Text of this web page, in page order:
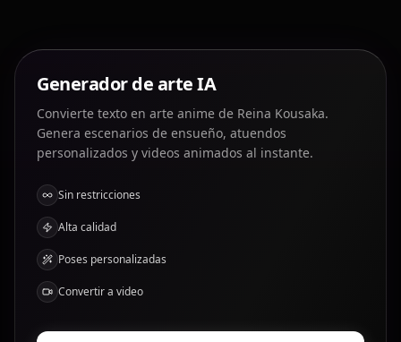
Generador de arte IA
Convierte texto en arte anime de Reina Kousaka.
Genera escenarios de ensueño, atuendos
personalizados y videos animados al instante.
Sin restricciones
Alta calidad
Poses personalizadas
Convertir a video